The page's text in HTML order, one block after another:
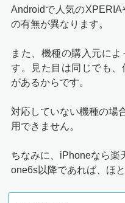
Androidで人気の
の有無が異なります。
また、機種の購入元に
す。見た目は同じでも
があるからです。
対応していない機種の場
用できません。
ちなみに、iPhoneなら楽
one6s以降であれば、ほ